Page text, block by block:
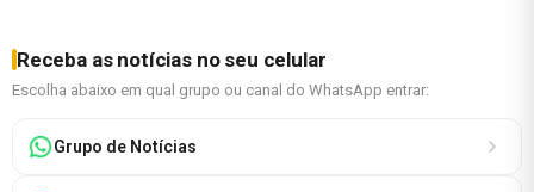
Receba as notícias no seu celular
Escolha abaixo em qual grupo ou canal do WhatsApp entrar:
Grupo de Notícias